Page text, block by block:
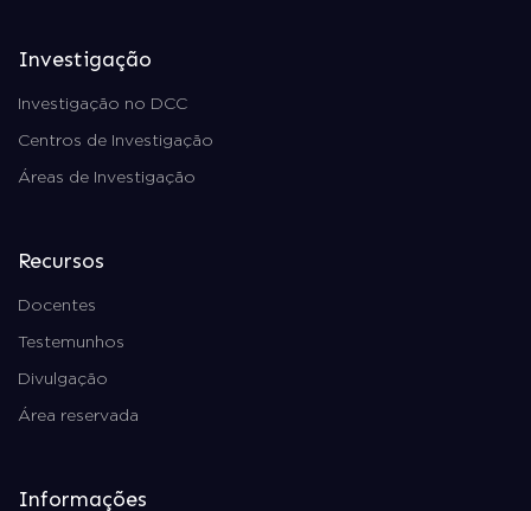
Investigação
Investigação no DCC
Centros de Investigação
Áreas de Investigação
Recursos
Docentes
Testemunhos
Divulgação
Área reservada
Informações